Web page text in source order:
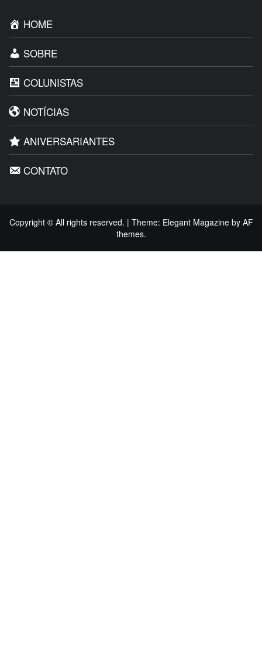
HOME
SOBRE
COLUNISTAS
NOTÍCIAS
ANIVERSARIANTES
CONTATO
Copyright © All rights reserved. | Theme: Elegant Magazineby AF
themes.